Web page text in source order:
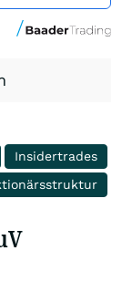
Insidertrades